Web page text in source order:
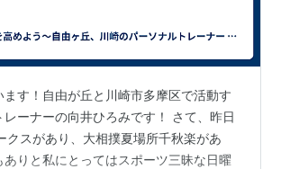
ます！自由が丘と川崎市多摩区で活動す
レーナーの向井ひろみです！ さて、昨日
クスがあり、大相撲夏場所千秋楽があ
ありと私にとってはスポーツ三昧な日曜